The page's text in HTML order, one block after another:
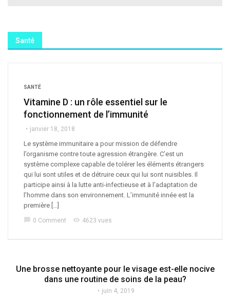
Santé
SANTÉ
Vitamine D : un rôle essentiel sur le
fonctionnement de l’immunité
janvier 18, 2018
Le système immunitaire a pour mission de défendre
l’organisme contre toute agression étrangère. C’est un
système complexe capable de tolérer les éléments étrangers
qui lui sont utiles et de détruire ceux qui lui sont nuisibles. Il
participe ainsi à la lutte anti-infectieuse et à l’adaptation de
l’homme dans son environnement. L’immunité innée est la
première […]
0 Comment visibility 4623 vues
Une brosse nettoyante pour le visage est-elle nocive
dans une routine de soins de la peau?
juin 4, 2019